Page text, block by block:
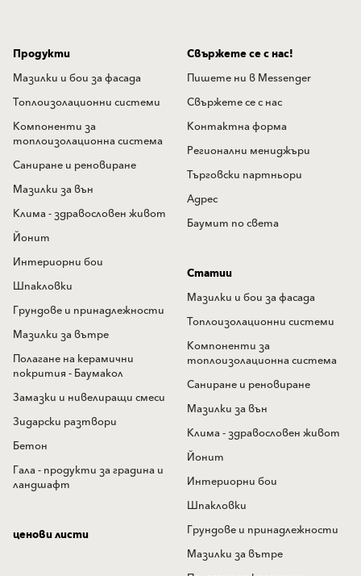
Продукти
Мазилки и бои за фасада
Топлоизолационни системи
Компоненти за
топлоизолационна система
Саниране и реновиране
Мазилки за вън
Клима - здравословен живот
Йонит
Интериорни бои
Шпакловки
Грундове и принадлежности
Мазилки за вътре
Полагане на керамични
покрития - Баумакол
Замазки и нивелиращи смеси
Зидарски разтвори
Бетон
Гала - продукти за градина и
ландшафт
Свържете се с нас!
Пишете ни в Messenger
Свържете се с нас
Контактна форма
Регионални мениджъри
Търговски партньори
Адрес
Баумит по света
Статии
Мазилки и бои за фасада
Топлоизолационни системи
Компоненти за
топлоизолационна система
Саниране и реновиране
Мазилки за вън
Клима - здравословен живот
Йонит
Интериорни бои
Шпакловки
Грундове и принадлежности
Мазилки за вътре
ценови листи